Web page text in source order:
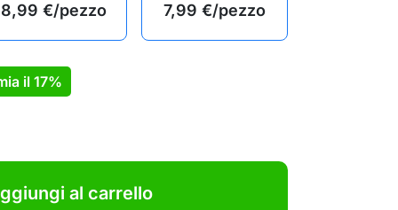
8,99€/pezzo
7,99€/pezzo
il17%
al carrello